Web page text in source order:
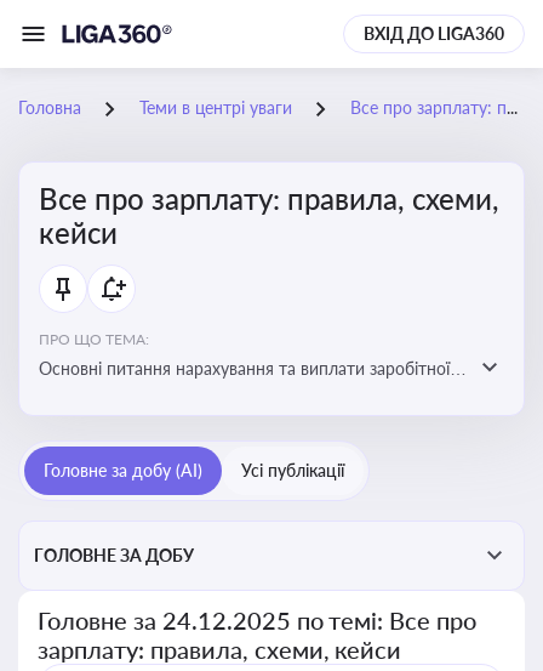
ВХІД ДО LIGA360
Головна Теми в центрі уваги Все про зарплату: правила, схеми, кейси
Все про зарплату: правила, схеми,
кейси
ПРО ЩО ТЕМА:
Основні питання нарахування та виплати заробітної
інформації про можливі схеми зловживань
Головне за добу (AI) Усі публікації
ГОЛОВНЕ ЗА ДОБУ
Головне за 24.12.2025 по темі: Все про
зарплату: правила, схеми, кейси